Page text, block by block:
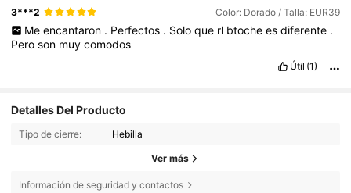
3***2 Color: Dorado / Talla: EUR39
Me encantaron . Perfectos . Solo que rl btoche es diferente .
Peroson muycomodos
Útil (1)
Detalles Del Producto
Tipo de cierre: Hebilla
Ver más
Información de seguridad y contactos